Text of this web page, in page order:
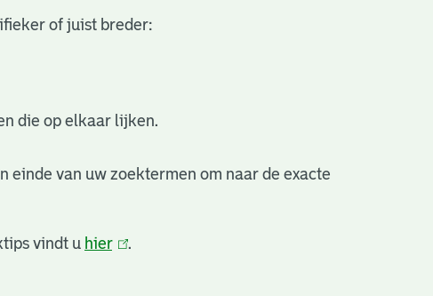
of juist breder:
die op elkaar lijken.
einde van uw zoektermen om naar de exacte
vindt u hier(link
.